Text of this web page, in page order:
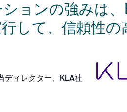
ョンの強みは
して、信頼性
ディレクター、KLA社